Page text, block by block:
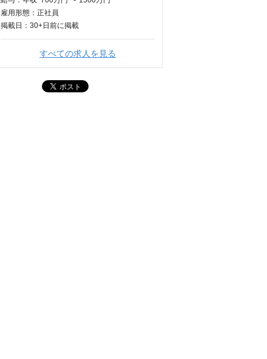
雇用形態：正社員
掲載日： 30+日 前に掲載
すべての求人を見る